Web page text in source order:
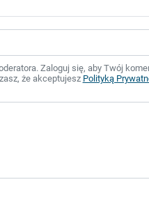
Zaloguj się, aby Twój
że akceptujesz Polityką